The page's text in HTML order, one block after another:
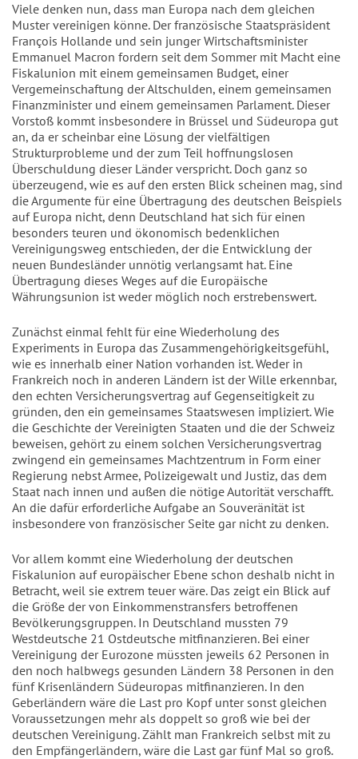
Viele denken nun, dass man Europa nach dem gleichen
Muster vereinigen könne. Der französische Staatspräsident
François Hollande und sein junger Wirtschaftsminister
Emmanuel Macron fordern seit dem Sommer mit Macht eine
Fiskalunion mit einem gemeinsamen Budget, einer
Vergemeinschaftung der Altschulden, einem gemeinsamen
Finanzminister und einem gemeinsamen Parlament. Dieser
Vorstoß kommt insbesondere in Brüssel und Südeuropa gut
an, da er scheinbar eine Lösung der vielfältigen
Strukturprobleme und der zum Teil hoffnungslosen
Überschuldung dieser Länder verspricht. Doch ganz so
überzeugend, wie es auf den ersten Blick scheinen mag, sind
die Argumente für eine Übertragung des deutschen Beispiels
auf Europa nicht, denn Deutschland hat sich für einen
besonders teuren und ökonomisch bedenklichen
Vereinigungsweg entschieden, der die Entwicklung der
neuen Bundesländer unnötig verlangsamt hat. Eine
Übertragung dieses Weges auf die Europäische
Währungsunion ist weder möglich noch erstrebenswert.
Zunächst einmal fehlt für eine Wiederholung des
Experiments in Europa das Zusammengehörigkeitsgefühl,
wie es innerhalb einer Nation vorhanden ist. Weder in
Frankreich noch in anderen Ländern ist der Wille erkennbar,
den echten Versicherungsvertrag auf Gegenseitigkeit zu
gründen, den ein gemeinsames Staatswesen impliziert. Wie
die Geschichte der Vereinigten Staaten und die der Schweiz
beweisen, gehört zu einem solchen Versicherungsvertrag
zwingend ein gemeinsames Machtzentrum in Form einer
Regierung nebst Armee, Polizeigewalt und Justiz, das dem
Staat nach innen und außen die nötige Autorität verschafft.
An die dafür erforderliche Aufgabe an Souveränität ist
insbesondere von französischer Seite gar nicht zu denken.
Vor allem kommt eine Wiederholung der deutschen
Fiskalunion auf europäischer Ebene schon deshalb nicht in
Betracht, weil sie extrem teuer wäre. Das zeigt ein Blick auf
die Größe der von Einkommenstransfers betroffenen
Bevölkerungsgruppen. In Deutschland mussten 79
Westdeutsche 21 Ostdeutsche mitfinanzieren. Bei einer
Vereinigung der Eurozone müssten jeweils 62 Personen in
den noch halbwegs gesunden Ländern 38 Personen in den
fünf Krisenländern Südeuropas mitfinanzieren. In den
Geberländern wäre die Last pro Kopf unter sonst gleichen
Voraussetzungen mehr als doppelt so groß wie bei der
deutschen Vereinigung. Zählt man Frankreich selbst mit zu
den Empfängerländern, wäre die Last gar fünf Mal so groß.